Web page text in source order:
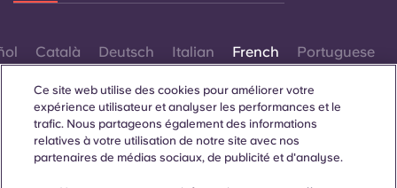
Català Deutsch Italian French Portuguese
Ce site web utilise des cookies pour améliorer votre
expérience utilisateur et analyser les performances et le
trafic. Nous partageons également des informations
relatives à votre utilisation de notre site avec nos
partenaires de médias sociaux, de publicité et d'analyse.